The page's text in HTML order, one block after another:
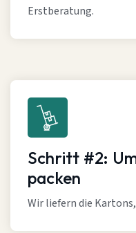
Erstberatung.
Schritt #2:
packen
Wir liefern die